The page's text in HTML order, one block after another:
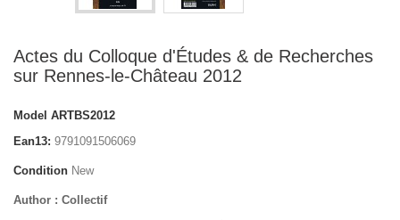
Actes du Colloque d'Études & de Recherches
sur Rennes-le-Château 2012
Model ARTBS2012
Ean13: 9791091506069
Condition New
Author : Collectif